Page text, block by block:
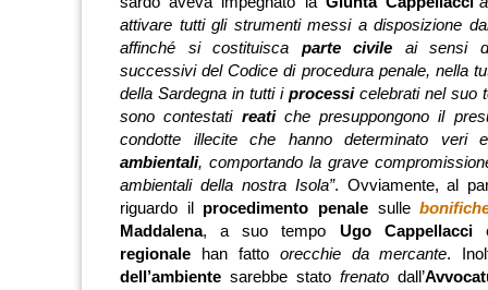
attivare tutti gli strumenti messi a disposizione
affinché si costituisca parte civile ai sensi
successivi del Codice di procedura penale, nella
della Sardegna in tutti i processicelebrati nel suo
sono contestati reati che presuppongono il
condotte illecite che hanno determinato
ambientali, comportando la grave
ambientali della nostra Isola”. Ovviamente, al
riguardo il procedimento penalesulle
Maddalena, a suo tempo Ugo Cappellacci
regionale han fatto orecchie da mercante.
dell’ambiente sarebbe stato frenato dall’